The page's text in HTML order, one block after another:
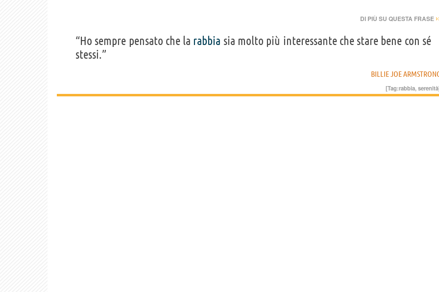
DI PIÙ SU QUESTA FRASE
“Ho sempre pensato che la rabbia sia molto più interessante che stare bene con sé
stessi.”
BILLIE JOE
[Tag:rabbia,serenità